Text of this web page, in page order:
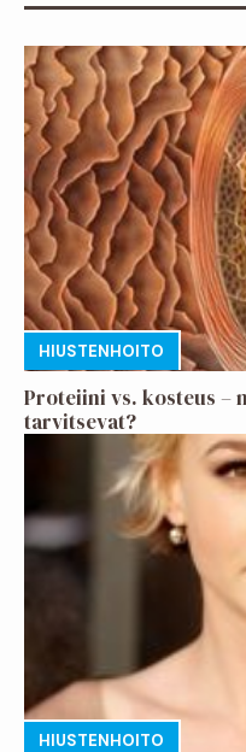
HIUSTENHOITO
Proteiini vs. kosteus –
tarvitsevat?
HIUSTENHOITO